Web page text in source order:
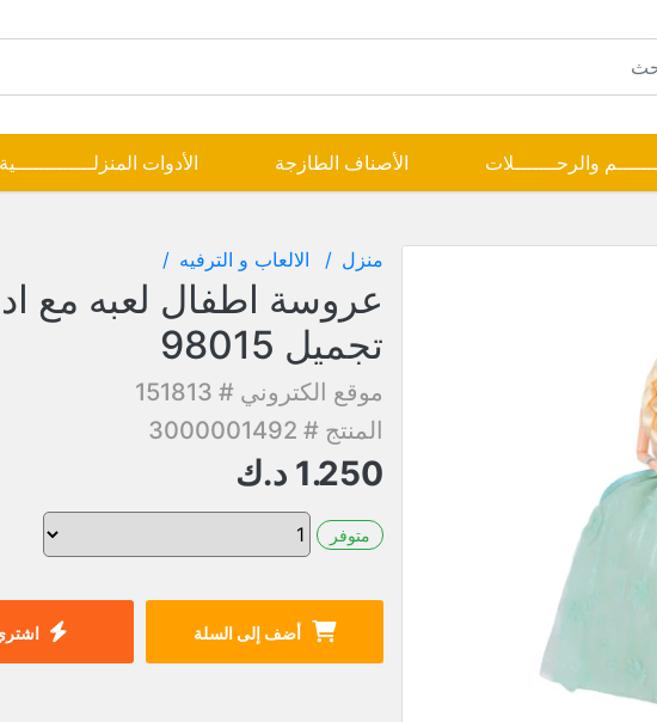
والرحـــــــلات الأصناف الطازجة الأدوات المنزلـــــــــــــية
منزل الالعاب و الترفيه
عروسة اطفال لعبه مع
تجميل 98015
موقع الكتروني # 151813
المنتج # 3000001492
1.250 د.ك
متوفر
أضف إلى السلة